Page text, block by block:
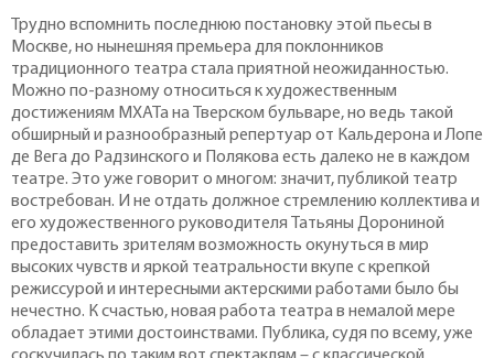
Трудно вспомнить последнюю постановку этой пьесы в
Москве, но нынешняя премьера для поклонников
традиционного театра стала приятной неожиданностью.
Можно по-разному относиться к художественным
достижениям МХАТа на Тверском бульваре, но ведь такой
обширный и разнообразный репертуар от Кальдерона и Лопе
де Вега до Радзинского и Полякова есть далеко не в каждом
театре. Это уже говорит о многом: значит, публикой театр
востребован. И не отдать должное стремлению коллектива и
его художественного руководителя Татьяны Дорониной
предоставить зрителям возможность окунуться в мир
высоких чувств и яркой театральности вкупе с крепкой
режиссурой и интересными актерскими работами было бы
нечестно. К счастью, новая работа театра в немалой мере
обладает этими достоинствами. Публика, судя по всему, уже